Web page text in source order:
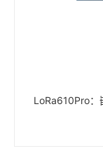
LoRa610Pro：